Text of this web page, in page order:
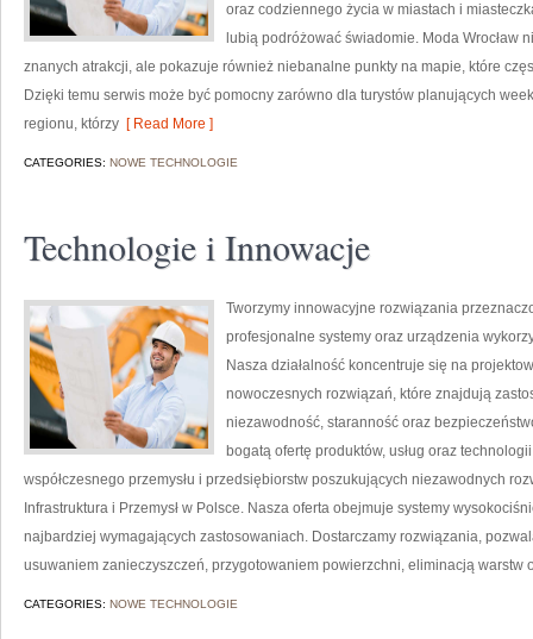
oraz codziennego życia w miastach i
lubią podróżować świadomie. Moda Wrocław
znanych atrakcji, ale pokazuje również niebanalne punkty na mapie, które
Dzięki temu serwis może być pomocny zarówno dla turystów planujących
regionu, którzy [ Read More ]
CATEGORIES: NOWE TECHNOLOGIE
Technologie i Innowacje
Tworzymy innowacyjne rozwiązania
profesjonalne systemy oraz urządzenia
Nasza działalność koncentruje się na
nowoczesnych rozwiązań, które znajdują
niezawodność, staranność oraz
bogatą ofertę produktów, usług oraz
współczesnego przemysłu i przedsiębiorstw poszukujących niezawodnych
Infrastruktura i Przemysł w Polsce. Nasza oferta obejmuje systemy
najbardziej wymagających zastosowaniach. Dostarczamy rozwiązania,
usuwaniem zanieczyszczeń, przygotowaniem powierzchni, eliminacją warstw
CATEGORIES: NOWE TECHNOLOGIE